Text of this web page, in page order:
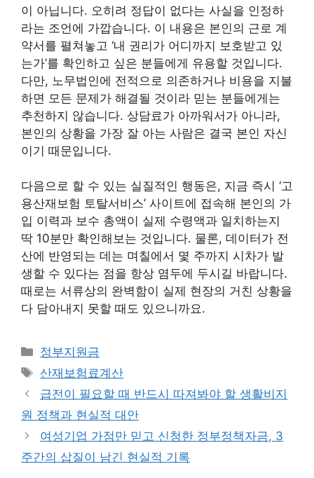
이 아닙니다. 오히려 정답이 없다는 사실을 인정하
라는 조언에 가깝습니다. 이 내용은 본인의 근로 계
약서를 펼쳐놓고 ‘내 권리가 어디까지 보호받고 있
는가’를 확인하고 싶은 분들에게 유용할 것입니다.
다만, 노무법인에 전적으로 의존하거나 비용을 지불
하면 모든 문제가 해결될 것이라 믿는 분들에게는
추천하지 않습니다. 상담료가 아까워서가 아니라,
본인의 상황을 가장 잘 아는 사람은 결국 본인 자신
이기 때문입니다.
다음으로 할 수 있는 실질적인 행동은, 지금 즉시 ‘고
용산재보험 토탈서비스’ 사이트에 접속해 본인의 가
입 이력과 보수 총액이 실제 수령액과 일치하는지
딱 10분만 확인해보는 것입니다. 물론, 데이터가 전
산에 반영되는 데는 며칠에서 몇 주까지 시차가 발
생할 수 있다는 점을 항상 염두에 두시길 바랍니다.
때로는 서류상의 완벽함이 실제 현장의 거친 상황을
다 담아내지 못할 때도 있으니까요.
카
테
리
정부지원금
태
그
산재보험료계산
급전이 필요할 때 반드시 따져봐야 할 생활비지
원 정책과 현실적 대안
여성기업 가점만 믿고 신청한 정부정책자금, 3
주간의 삽질이 남긴 현실적 기록